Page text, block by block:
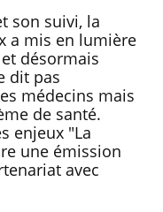
son suivi, la
a mis en lumière
désormais
dit pas
médecins mais
de santé.
enjeux "La
une émission
avec